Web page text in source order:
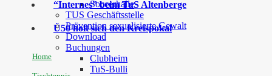
Soccerhalle
TUS Geschäftsstelle
Prävention sexualisierte Gewalt
Download
Buchungen
Clubheim
TuS-Bulli
“Internes” beim TuS Altenberge
Ü50 holt sich den Kreispokal
Home